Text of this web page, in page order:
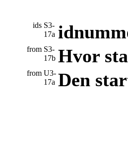
ids S3-
17a
from S3-
17b Hvor
from U3-
17a Den